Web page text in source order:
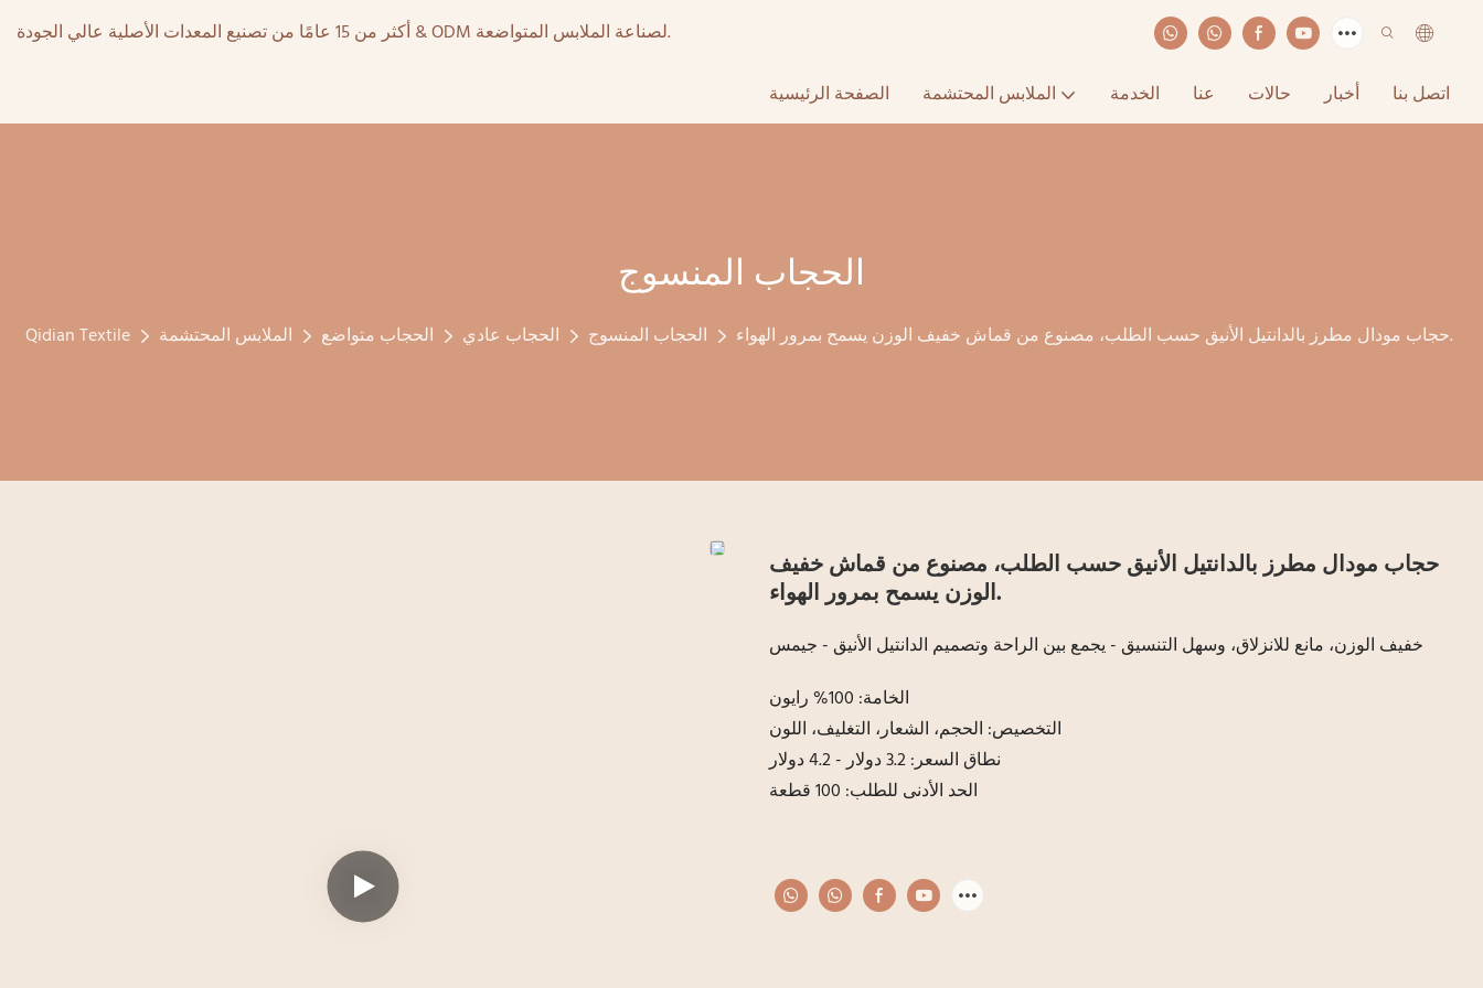
أكثر من 15 عامًا من تصنيع المعدات الأصلية عالي الجودة & ODM لصناعة الملابس المتواضعة.
الصفحة الرئيسية الملابس المحتشمة الخدمة عنا حالات أخبار اتصل بنا
الحجاب المنسوج
Qidian Textile الملابس المحتشمة الحجاب متواضع الحجاب عادي الحجاب المنسوج حجاب مودال مطرز بالدانتيل الأنيق حسب الطلب، مصنوع من قماش خفيف الوزن يسمح بمرور الهواء.
حجاب مودال مطرز بالدانتيل الأنيق حسب الطلب، مصنوع من قماش خفيف
الوزن يسمح بمرور الهواء.
خفيف الوزن، مانع للانزلاق، وسهل التنسيق - يجمع بين الراحة وتصميم الدانتيل الأنيق - جيمس
الخامة: 100% رايون
التخصيص: الحجم، الشعار، التغليف، اللون
نطاق السعر: 3.2 دولار - 4.2 دولار
الحد الأدنى للطلب: 100 قطعة